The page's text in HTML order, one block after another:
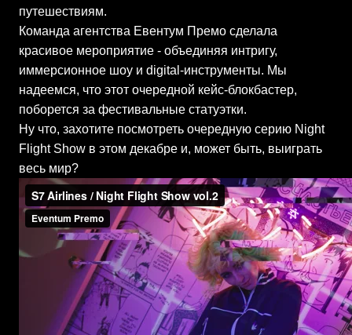
путешествиям.
Команда агентства Евентум Премо сделала
красивое мероприятие - объединяя интригу,
иммерсионное шоу и digital-инструменты. Мы
надеемся, что этот очередной кейс-блокбастер,
поборется за фестивальные статуэтки.
Ну что, захотите посмотреть очередную серию Night
Flight Show в этом декабре и, может быть, выиграть
весь мир?